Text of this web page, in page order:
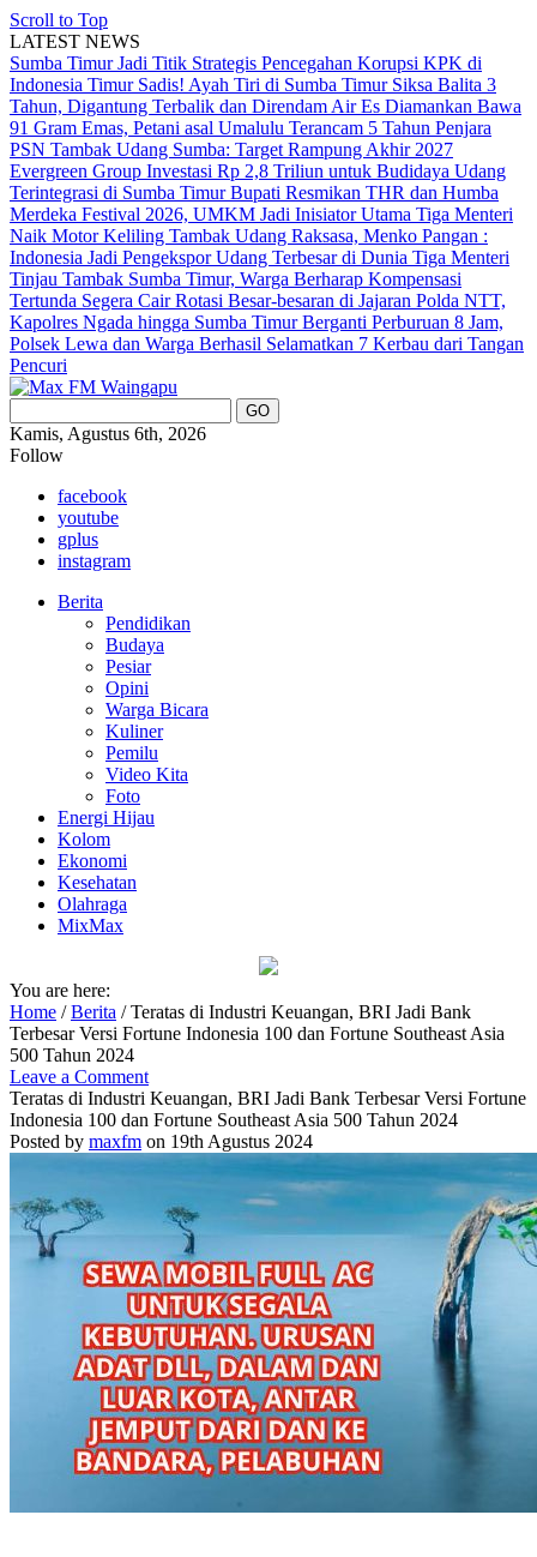
Scroll to Top
LATEST NEWS
Sumba Timur Jadi Titik Strategis Pencegahan Korupsi KPK di
Indonesia Timur Sadis! Ayah Tiri di Sumba Timur Siksa Balita 3
Tahun, Digantung Terbalik dan Direndam Air Es Diamankan Bawa
91 Gram Emas, Petani asal Umalulu Terancam 5 Tahun Penjara
PSN Tambak Udang Sumba: Target Rampung Akhir 2027
Evergreen Group Investasi Rp 2,8 Triliun untuk Budidaya Udang
Terintegrasi di Sumba TimurBupati Resmikan THR dan Humba
Merdeka Festival 2026, UMKM Jadi Inisiator Utama Tiga Menteri
Naik Motor Keliling Tambak Udang Raksasa, Menko Pangan :
Indonesia Jadi Pengekspor Udang Terbesar di Dunia Tiga Menteri
Tinjau Tambak Sumba Timur, Warga Berharap Kompensasi
Tertunda Segera CairRotasi Besar-besaran di Jajaran Polda NTT,
Kapolres Ngada hingga Sumba Timur Berganti Perburuan 8 Jam,
Polsek Lewa dan Warga Berhasil Selamatkan 7 Kerbau dari Tangan
Pencuri
Kamis, Agustus 6th, 2026
Follow
facebook
youtube
gplus
instagram
Berita
Pendidikan
Budaya
Pesiar
Opini
Warga Bicara
Kuliner
Pemilu
Video Kita
Foto
Energi Hijau
Kolom
Ekonomi
Kesehatan
Olahraga
MixMax
You are here:
Home /Berita /Teratas di Industri Keuangan, BRI Jadi Bank
Terbesar Versi Fortune Indonesia 100 dan Fortune Southeast Asia
500 Tahun 2024
Leave a Comment
Teratas di Industri Keuangan, BRI Jadi Bank Terbesar Versi Fortune
Indonesia 100 dan Fortune Southeast Asia 500 Tahun 2024
Posted by maxfm on 19th Agustus 2024